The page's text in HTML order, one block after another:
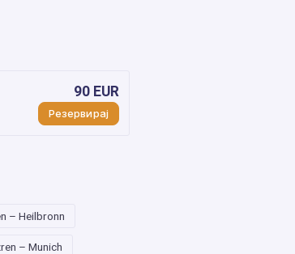
90 EUR
Резервирај
– Heilbronn
– Munich